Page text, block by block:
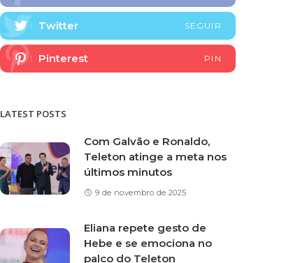
Twitter SEGUIR
Pinterest PIN
LATEST POSTS
Com Galvão e Ronaldo,
Teleton atinge a meta nos
últimos minutos
9 de novembro de 2025
Eliana repete gesto de
Hebe e se emociona no
palco do Teleton